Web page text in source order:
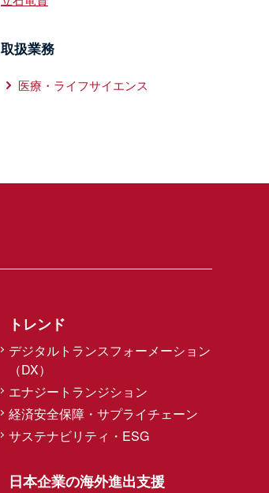
取扱業務
医療・ライフサイエンス
トレンド
デジタルトランスフォーメーション
（DX）
エナジートランジション
経済安全保障・サプライチェーン
サステナビリティ・ESG
日本企業の海外進出支援